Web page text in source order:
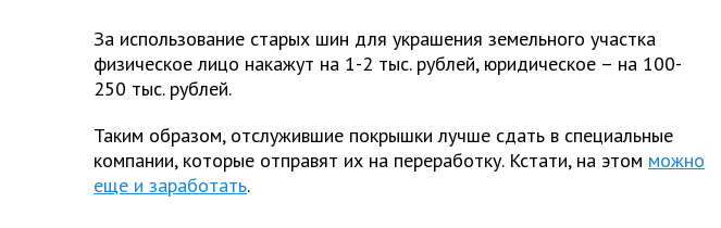
За использование старых шин для украшения земельного участка
физическое лицо накажут на 1-2 тыс. рублей, юридическое – на 100-
250 тыс. рублей.
Таким образом, отслужившие покрышки лучше сдать в специальные
компании, которые отправят их на переработку. Кстати, на этом можно
еще и заработать.